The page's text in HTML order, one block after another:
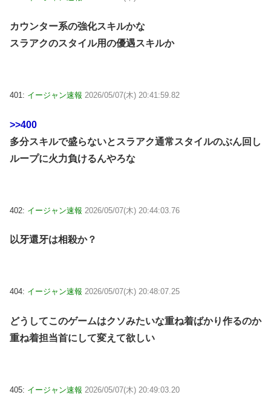
カウンター系の強化スキルかな
スラアクのスタイル用の優遇スキルか
401: イージャン速報 2026/05/07(木) 20:41:59.82
>>400
多分スキルで盛らないとスラアク通常スタイルのぶん回し
ループに火力負けるんやろな
402: イージャン速報 2026/05/07(木) 20:44:03.76
以牙還牙は相殺か？
404: イージャン速報 2026/05/07(木) 20:48:07.25
どうしてこのゲームはクソみたいな重ね着ばかり作るのか
重ね着担当首にして変えて欲しい
405: イージャン速報 2026/05/07(木) 20:49:03.20